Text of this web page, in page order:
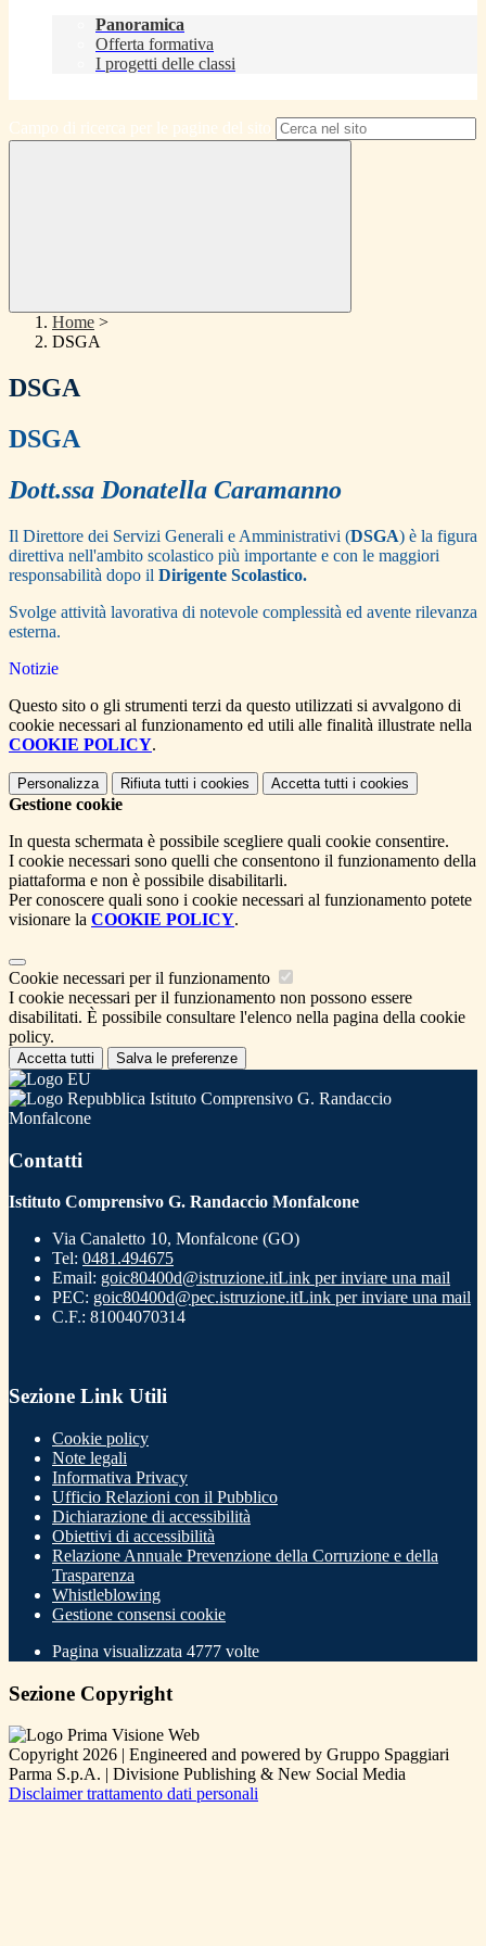
Panoramica
Offerta formativa
I progetti delle classi
Campo di ricerca per le pagine del sito
Home >
DSGA
DSGA
DSGA
Dott.ssa Donatella Caramanno
Il Direttore dei Servizi Generali e Amministrativi (DSGA) è la figura
direttiva nell'ambito scolastico più importante e con le maggiori
responsabilità dopo il Dirigente Scolastico.
Svolge attività lavorativa di notevole complessità ed avente rilevanza
esterna.
Notizie
Questo sito o gli strumenti terzi da questo utilizzati si avvalgono di
cookie necessari al funzionamento ed utili alle finalità illustrate nella
COOKIE POLICY.
Personalizza Rifiuta tutti i cookies Accetta tutti i cookies
Gestione cookie
In questa schermata è possibile scegliere quali cookie consentire.
I cookie necessari sono quelli che consentono il funzionamento della
piattaforma e non è possibile disabilitarli.
Per conoscere quali sono i cookie necessari al funzionamento potete
visionare la COOKIE POLICY.
Cookie necessari per il funzionamento
I cookie necessari per il funzionamento non possono essere
disabilitati. È possibile consultare l'elenco nella pagina della cookie
policy.
Accetta tutti Salva le preferenze
Istituto Comprensivo G. Randaccio
Monfalcone
Contatti
Istituto Comprensivo G. Randaccio Monfalcone
Via Canaletto 10, Monfalcone (GO)
Tel: 0481.494675
Email: goic80400d@istruzione.itLink per inviare una mail
PEC: goic80400d@pec.istruzione.itLink per inviare una mail
C.F.: 81004070314
Sezione Link Utili
Cookie policy
Note legali
Informativa Privacy
Ufficio Relazioni con il Pubblico
Dichiarazione di accessibilità
Obiettivi di accessibilità
Relazione Annuale Prevenzione della Corruzione e della
Trasparenza
Whistleblowing
Gestione consensi cookie
Pagina visualizzata 4777 volte
Sezione Copyright
Copyright 2026 | Engineered and powered by Gruppo Spaggiari
Parma S.p.A. | Divisione Publishing & New Social Media
Disclaimer trattamento dati personali